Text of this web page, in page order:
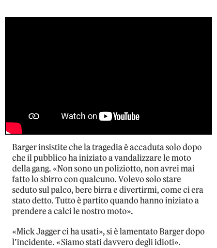
Barger insistite che la tragedia è accaduta solo dopo
che il pubblico ha iniziato a vandalizzare le moto
della gang. «Non sono un poliziotto, non avrei mai
fatto lo sbirro con qualcuno. Volevo solo stare
seduto sul palco, bere birra e divertirmi, come ci era
stato detto. Tutto è partito quando hanno iniziato a
prendere a calci le nostro moto».
«Mick Jagger ci ha usati», si è lamentato Barger dopo
l’incidente. «Siamo stati davvero degli idioti».